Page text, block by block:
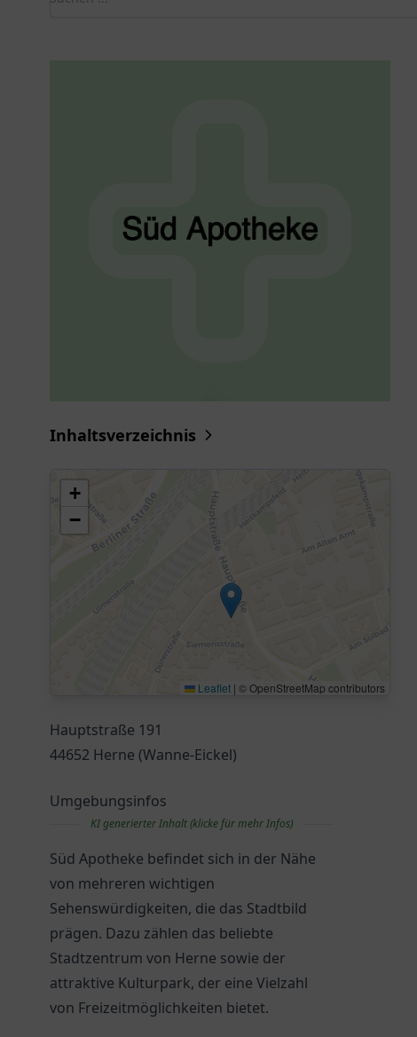
Inhaltsverzeichnis
+
−
Leaflet | © OpenStreetMap contributors
Hauptstraße 191
44652 Herne (Wanne-Eickel)
Umgebungsinfos
KI generierter Inhalt (klicke für mehr Infos)
Süd Apotheke befindet sich in der Nähe
von mehreren wichtigen
Sehenswürdigkeiten, die das Stadtbild
prägen. Dazu zählen das beliebte
Stadtzentrum von Herne sowie der
attraktive Kulturpark, der eine Vielzahl
von Freizeitmöglichkeiten bietet.